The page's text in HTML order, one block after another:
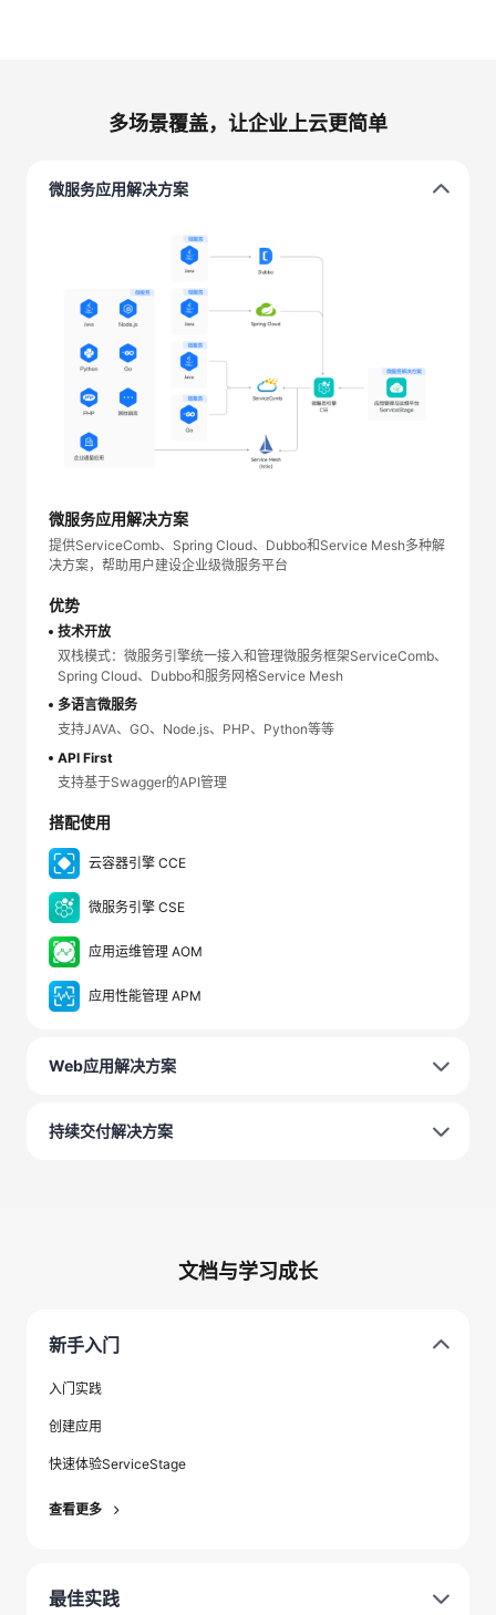
多场景覆盖，让企业上云更简单
微服务应用解决方案
微服务应用解决方案
提供ServiceComb、Spring Cloud、Dubbo和Service Mesh多种解
决方案，帮助用户建设企业级微服务平台
优势
技术开放
双栈模式：微服务引擎统一接入和管理微服务框架ServiceComb、
Spring Cloud、Dubbo和服务网格Service Mesh
多语言微服务
支持JAVA、GO、Node.js、PHP、Python等等
API First
支持基于Swagger的API管理
搭配使用
云容器引擎 CCE
微服务引擎 CSE
应用运维管理 AOM
应用性能管理 APM
Web应用解决方案
持续交付解决方案
文档与学习成长
新手入门
入门实践
创建应用
快速体验ServiceStage
查看更多
最佳实践